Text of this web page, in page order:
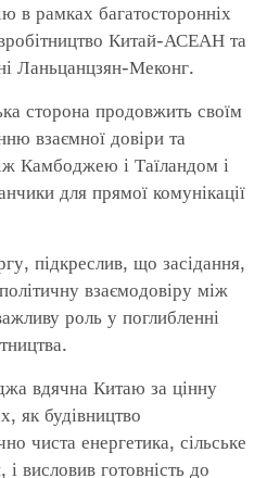
в рамках багатосторонніх
Китай-АСЕАН та
Ланьцанцзян-Меконг.
сторона продовжить своїм
взаємної довіри та
Камбоджею і Таїландом і
для прямої комунікації
підкреслив, що засідання,
взаємодовіру між
роль у поглибленні
вдячна Китаю за цінну
як будівництво
чиста енергетика, сільське
висловив готовність до